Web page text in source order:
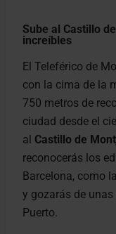
Sube al Castillo
increíbles
El Teleférico de
con la cima de la
750 metros de
ciudad desde el
al Castillo de
reconocerás los
Barcelona, como
y gozarás de
Puerto.